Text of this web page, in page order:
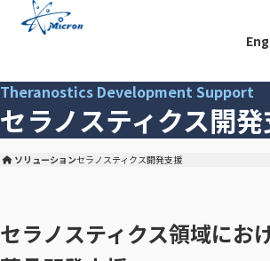
セラノスティクス開
Theranostics Development Support
ソリューションセラノスティクス開発支援
セラノスティクス領域にお